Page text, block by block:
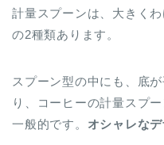
計量スプーンは、大きく
の2種類あります。
スプーン型の中にも、底
り、コーヒーの計量スプ
一般的です。 オシャレな